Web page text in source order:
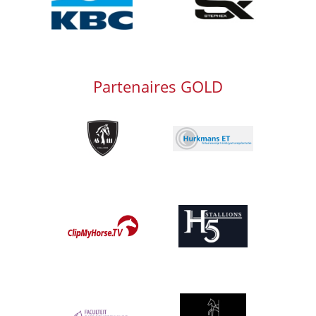
Partenaires GOLD
Afbeelding
Afbeelding
Afbeelding
Afbeelding Afbeelding